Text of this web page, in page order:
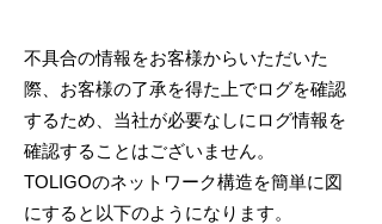
不具合の情報をお客様からいただいた
際、お客様の了承を得た上でログを確認
するため、当社が必要なしにログ情報を
確認することはございません。
TOLIGOのネットワーク構造を簡単に図
にすると以下のようになります。